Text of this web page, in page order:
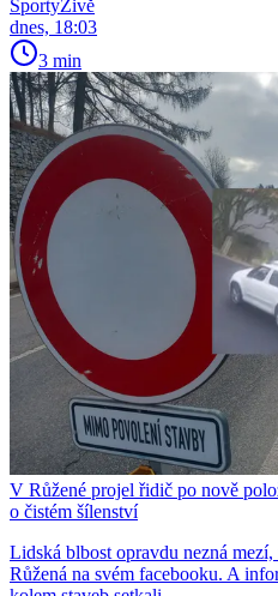
SportyŽivě
dnes, 18:03
3 min
V Růžené projel řidič po nově
o čistém šílenství
Lidská blbost opravdu nezná
Růžená na svém facebooku. A